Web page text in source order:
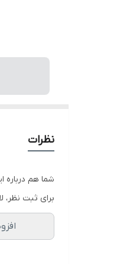
نظرات
شما هم درباره
برای ثبت نظر،